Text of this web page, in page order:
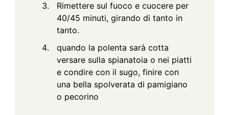
Rimettere sul fuoco e cuocere per
40/45 minuti, girando di tanto in
tanto.
quando la polenta sarà cotta
versare sulla spianatoia o nei piatti
e condire con il sugo, finire con
una bella spolverata di pamigiano
o pecorino